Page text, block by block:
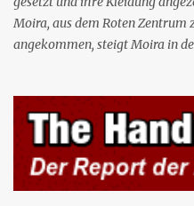
Moira, aus dem Roten
angekommen, steigt Moira in
Elisabeth sie mit der Peitsche
dreizehn Tagen in ihrem
Kleiderschrank die Inschrift
die wahrscheinlich von der
vor ihr dort war. In Erwartung